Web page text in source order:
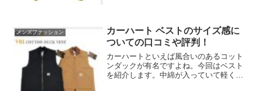
メンズファッション
カーハート ベストのサイズ感に
ついての口コミや評判！
カーハートといえば風合いのあるコット
ンダックが有名ですよね。今回はベスト
を紹介します。中綿が入っていて軽くて